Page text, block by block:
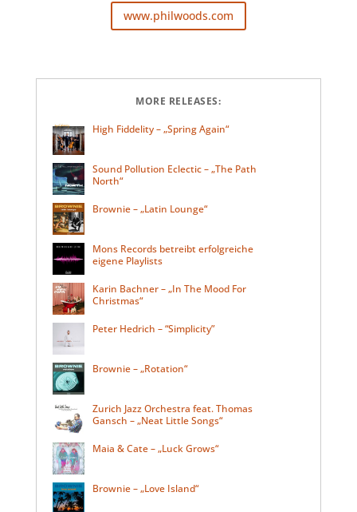
www.philwoods.com
MORE RELEASES:
High Fiddelity – „Spring Again“
Sound Pollution Eclectic – „The Path
North“
Brownie – „Latin Lounge“
Mons Records betreibt erfolgreiche
eigene Playlists
Karin Bachner – „In The Mood For
Christmas“
Peter Hedrich – “Simplicity”
Brownie – „Rotation“
Zurich Jazz Orchestra feat. Thomas
Gansch – „Neat Little Songs“
Maia & Cate – „Luck Grows“
Brownie – „Love Island“